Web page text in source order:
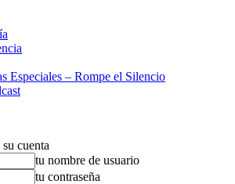
Especiales – Rompe el Silencio
cuenta
tu nombre de usuario
tu contraseña